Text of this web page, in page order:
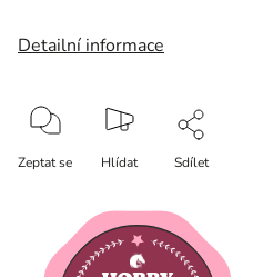
Detailní informace
Zeptat se Hlídat Sdílet